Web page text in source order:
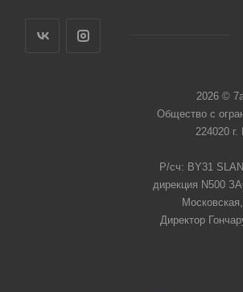
2026 ©
Общество с
224020
Р/сч: BY31
дирекция N500
Директор